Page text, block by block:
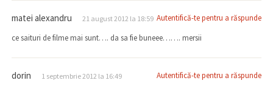
matei alexandru 21 august 2012 la 18:59 Autentifică-te pentru a răspunde
ce saituri de filme mai sunt…. da sa fie buneee……. mersii
dorin 1 septembrie 2012 la 16:49
Autentifică-te pentru a răspunde